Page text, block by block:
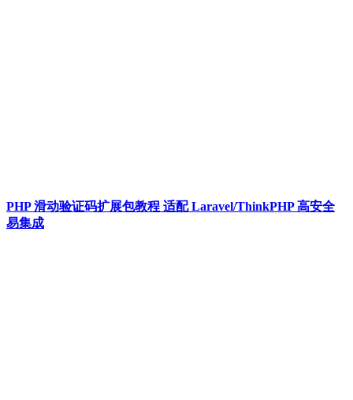
PHP 滑动验证码扩展包教程 适配 Laravel/ThinkPHP 高安全
易集成